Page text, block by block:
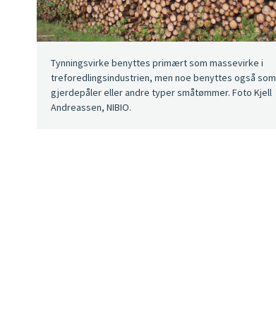
Tynningsvirke benyttes primært som massevirke i
treforedlingsindustrien, men noe benyttes også som
gjerdepåler eller andre typer småtømmer. Foto Kjell
Andreassen, NIBIO.